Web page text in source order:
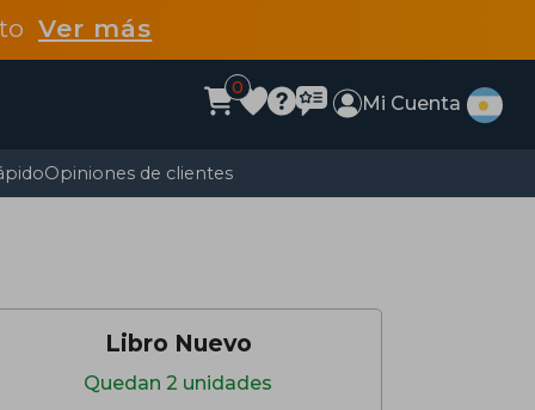
Ver más
0
Mi Cuenta
Opiniones de clientes
Libro Nuevo
Quedan 2 unidades